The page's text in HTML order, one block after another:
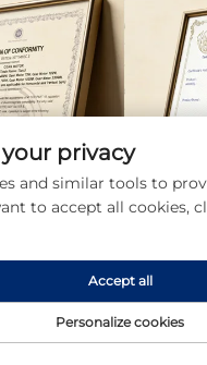
제품 소개
privacy
and similar tools to
to accept all cookies,
Personalize cookies
Accept all